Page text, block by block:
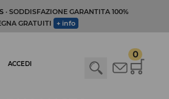
· SODDISFAZIONE GARANTITA 100%
GRATUITI
+ info
0
ACCEDI